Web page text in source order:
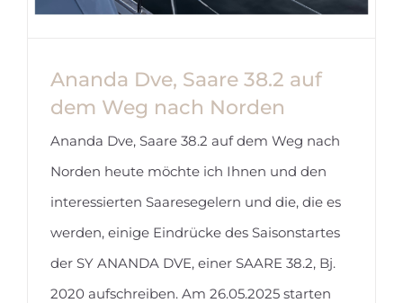
Ananda Dve, Saare 38.2 auf dem
Ananda Dve, Saare 38.2 auf
dem Weg nach Norden
Ananda Dve, Saare 38.2 auf dem Weg nach
Norden heute möchte ich Ihnen und den
interessierten Saaresegelern und die, die es
werden, einige Eindrücke des Saisonstartes
der SY ANANDA DVE, einer SAARE 38.2, Bj.
2020 aufschreiben. Am 26.05.2025 starten